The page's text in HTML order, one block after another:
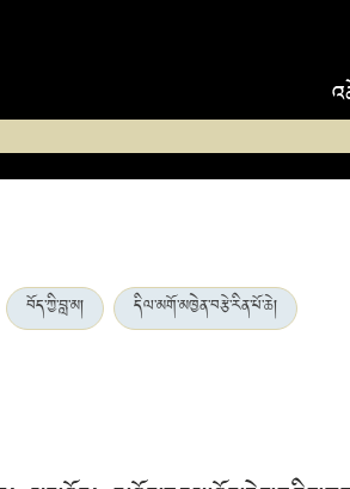
བོད་ཀྱི་བླ་མ། དིལ་མགོ་མཁྱེན་བརྩེ་རིན་པོ་ཆེ།